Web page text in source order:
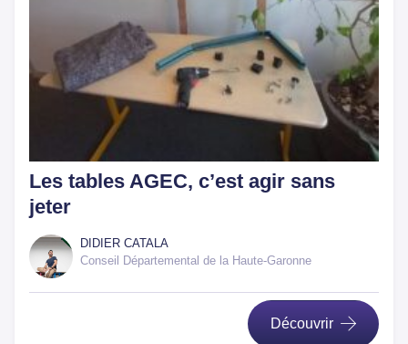
Les tables AGEC, c’est agir sans
jeter
DIDIER CATALA
Conseil Départemental de la Haute-Garonne
Découvrir